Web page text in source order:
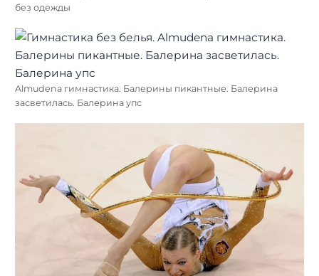
без одежды
Almudena гимнастика. Балерины пикантные. Балерина
засветилась. Балерина упс